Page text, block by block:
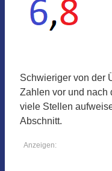
Schwieriger von der
Zahlen vor und nach
viele Stellen
Abschnitt.
Anzeigen: